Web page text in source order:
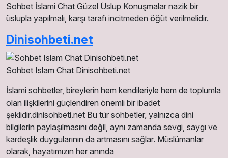
Sohbet İslami Chat Güzel Üslup Konuşmalar nazik bir
üslupla yapılmalı, karşı tarafı incitmeden öğüt verilmelidir.
Dinisohbeti.net
Sohbet Islam Chat Dinisohbeti.net
İslami sohbetler, bireylerin hem kendileriyle hem de toplumla
olan ilişkilerini güçlendiren önemli bir ibadet
şeklidir.dinisohbeti.net Bu tür sohbetler, yalnızca dini
bilgilerin paylaşılmasını değil, aynı zamanda sevgi, saygı ve
kardeşlik duygularının da artmasını sağlar. Müslümanlar
olarak, hayatımızın her anında